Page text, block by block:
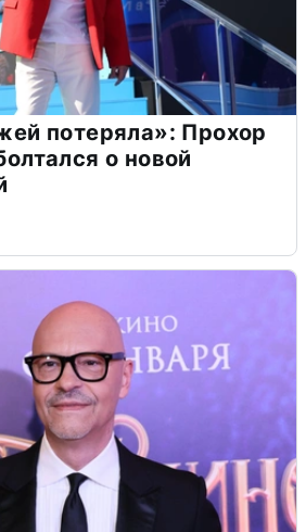
потеряла»: Прохор
о новой